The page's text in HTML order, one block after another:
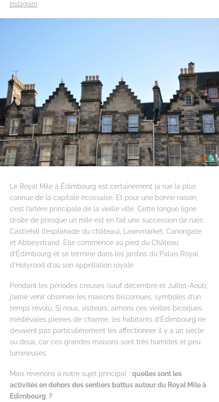
Instagram
Le Royal Mile à Édimbourg est certainement la rue la plus
connue de la capitale écossaise. Et pour une bonne raison,
c’est l’artère principale de la vieille ville. Cette longue ligne
droite de presque un mile est en fait une succession de rues:
Castlehill (l’esplanade du château), Lawnmarket, Canongate
et Abbeystrand. Elle commence au pied du Château
d’Édimbourg et se termine dans les jardins du Palais Royal
d’Holyrood d’où son appellation royale.
Pendant les périodes creuses (sauf décembre et Juillet-Aout),
j’aime venir observer les maisons biscornues, symboles d’un
temps révolu. Si nous, visiteurs, aimons ces vieilles bicoques
médiévales pleines de charme, les habitants d’Édimbourg ne
devaient pas particulièrement les affectionner il y a un siècle
ou deux, car ces grandes maisons sont très humides et peu
lumineuses.
Mais revenons à notre sujet principal : quelles sont les
activités en dehors des sentiers battus autour du Royal Mile à
Edimbourg ?